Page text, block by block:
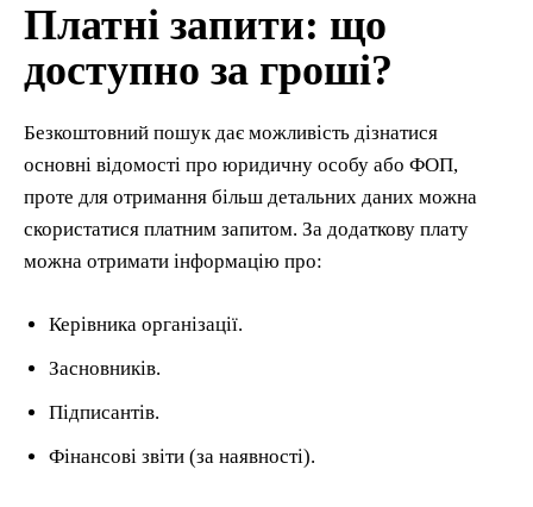
Платні запити: що
доступно за гроші?
Безкоштовний пошук дає можливість дізнатися
основні відомості про юридичну особу або ФОП,
проте для отримання більш детальних даних можна
скористатися платним запитом. За додаткову плату
можна отримати інформацію про:
Керівника організації.
Засновників.
Підписантів.
Фінансові звіти (за наявності).